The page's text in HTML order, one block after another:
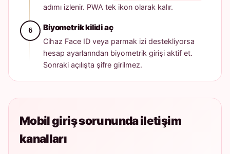
adımı izlenir. PWA tek ikon olarak kalır.
Biyometrik kilidi aç
Cihaz Face ID veya parmak izi destekliyorsa
hesap ayarlarından biyometrik girişi aktif et.
Sonraki açılışta şifre girilmez.
Mobil giriş sorununda iletişim
kanalları